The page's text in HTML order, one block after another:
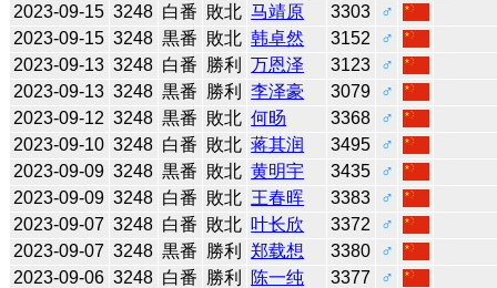
2023-09-15 3248 白番 敗北 马靖原 3303
♂
2023-09-15 3248 黒番 敗北 韩卓然 3152
♂
2023-09-13 3248 白番 勝利 万恩泽 3123
♂
2023-09-13 3248 黒番 勝利 李泽豪 3079
♂
2023-09-12 3248 黒番 敗北 何旸 3368
♂
2023-09-10 3248 白番 敗北 蒋其润 3495
♂
2023-09-09 3248 黒番 敗北 黄明宇 3435
♂
2023-09-09 3248 白番 敗北 王春晖 3383
♂
2023-09-07 3248 白番 敗北 叶长欣 3372
♂
2023-09-07 3248 黒番 勝利 郑载想 3380
♂
2023-09-06 3248 白番 勝利 陈一纯 3377
♂